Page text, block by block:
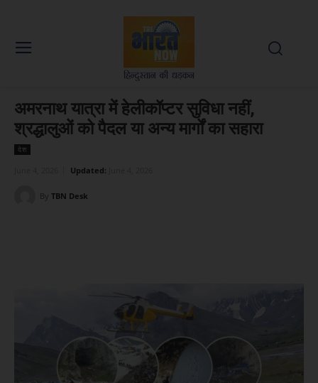
अमरनाथ यात्रा में हेलीकॉप्टर सुविधा नहीं,
श्रद्धालुओं को पैदल या अन्य मार्गों का सहारा
देश
Updated:
By TBN Desk